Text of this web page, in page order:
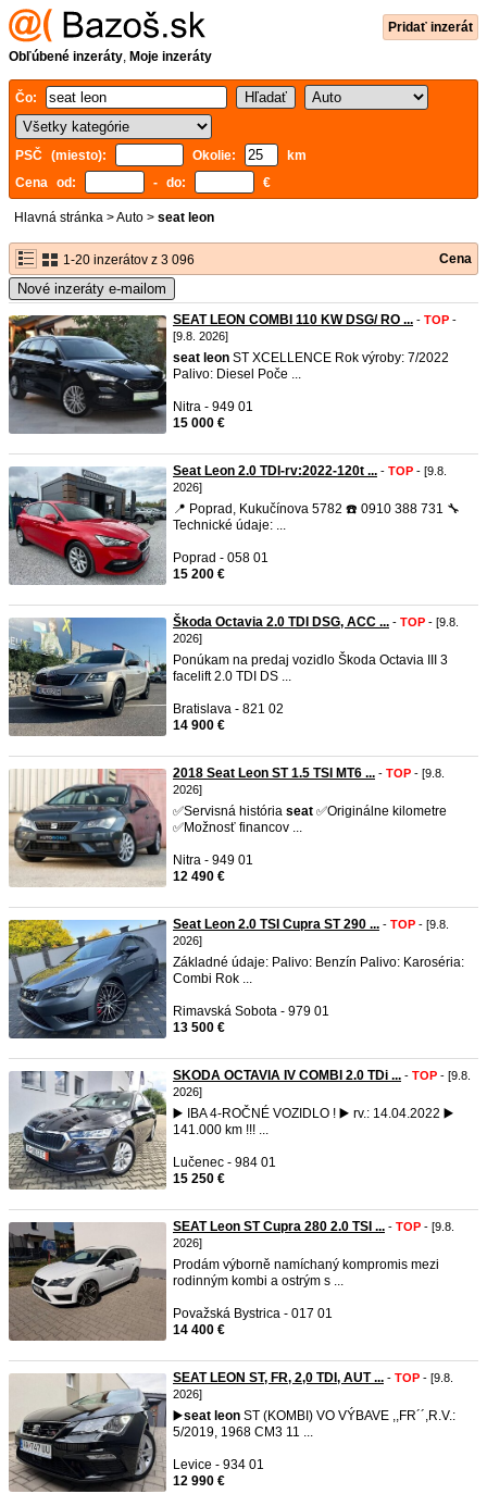
Pridať inzerát
Obľúbené inzeráty, Moje inzeráty
Čo:
PSČ (miesto): Okolie:
km
Cena od:
- do: €
Hlavná stránka >Auto > seat leon
1-20 inzerátov z 3 096 Cena
Nové inzeráty e-mailom
SEAT LEON COMBI 110 KW DSG/ RO ... - TOP -
[9.8. 2026]
seat leon ST XCELLENCE Rok výroby: 7/2022
Palivo: Diesel Poče ...
Nitra - 949 01
15 000 €
Seat Leon 2.0 TDI-rv:2022-120t ... - TOP - [9.8.
2026]
📍 Poprad, Kukučínova 5782 ☎️ 0910 388 731 🔧
Technické údaje: ...
Poprad - 058 01
15 200 €
Škoda Octavia 2.0 TDI DSG, ACC ... - TOP - [9.8.
2026]
Ponúkam na predaj vozidlo Škoda Octavia III 3
facelift 2.0 TDI DS ...
Bratislava - 821 02
14 900 €
2018 Seat Leon ST 1.5 TSI MT6 ... - TOP - [9.8.
2026]
✅Servisná história seat ✅Originálne kilometre
✅Možnosť financov ...
Nitra - 949 01
12 490 €
Seat Leon 2.0 TSI Cupra ST 290 ... - TOP - [9.8.
2026]
Základné údaje: Palivo: Benzín Palivo: Karoséria:
Combi Rok ...
Rimavská Sobota - 979 01
13 500 €
SKODA OCTAVIA IV COMBI 2.0 TDi ... - TOP - [9.8.
2026]
▶️ IBA 4-ROČNÉ VOZIDLO ! ▶️ rv.: 14.04.2022 ▶️
141.000 km !!! ...
Lučenec - 984 01
15 250 €
SEAT Leon ST Cupra 280 2.0 TSI ... - TOP - [9.8.
2026]
Prodám výborně namíchaný kompromis mezi
rodinným kombi a ostrým s ...
Považská Bystrica - 017 01
14 400 €
SEAT LEON ST, FR, 2,0 TDI, AUT ... - TOP - [9.8.
2026]
▶️seat leon ST (KOMBI) VO VÝBAVE ,,FR´´,R.V.:
5/2019, 1968 CM3 11 ...
Levice - 934 01
12 990 €